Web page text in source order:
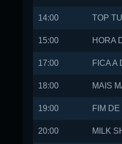
14:00 TOP
15:00 HORA
17:00 FICA A
18:00 MAIS
19:00 FIM
20:00 MILK